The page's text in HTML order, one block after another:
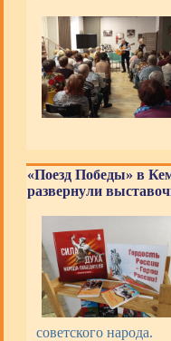
«Поезд Победы» в
развернули
советского народа.